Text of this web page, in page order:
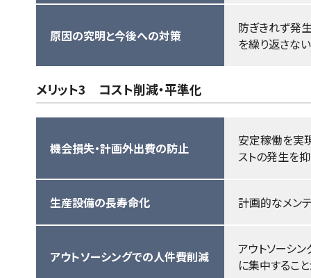
原因の究明と今後への対策
防ぎきれず発
を繰り返さな
メリット3 コスト削減・平準化
機会損失・計画外出費の防止
安定稼働を実
ストの発生を
生産設備の長寿命化 計画的なメン
アウトソーシングでの人件費削減
アウトソーシ
に集中するこ